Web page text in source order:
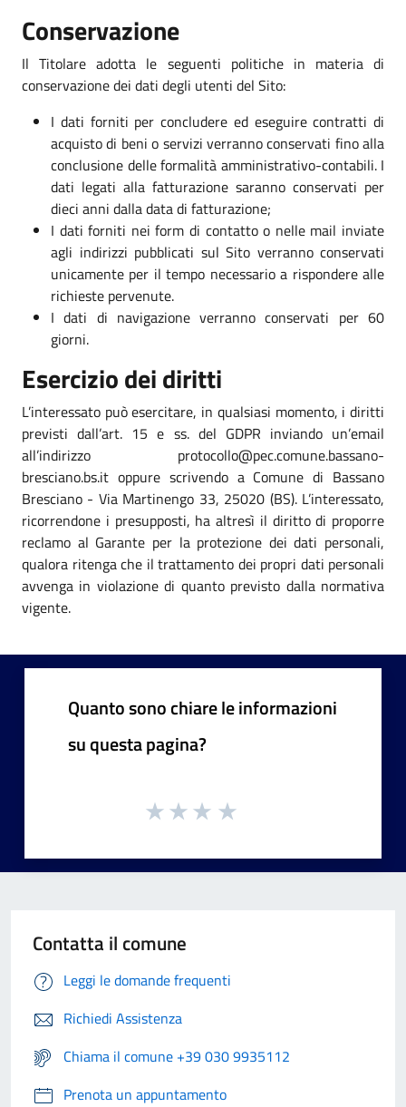
Conservazione
Il Titolare adotta le seguenti politiche in materia di
conservazione dei dati degli utenti del Sito:
I dati forniti per concludere ed eseguire contratti di
acquisto di beni o servizi verranno conservati fino alla
conclusione delle formalità amministrativo-contabili. I
dati legati alla fatturazione saranno conservati per
dieci anni dalla data di fatturazione;
I dati forniti nei form di contatto o nelle mail inviate
agli indirizzi pubblicati sul Sito verranno conservati
unicamente per il tempo necessario a rispondere alle
richieste pervenute.
I dati di navigazione verranno conservati per 60
giorni.
Esercizio dei diritti
L’interessato può esercitare, in qualsiasi momento, i diritti
previsti dall’art. 15 e ss. del GDPR inviando un’email
all’indirizzo protocollo@pec.comune.bassano-
bresciano.bs.it oppure scrivendo a Comune di Bassano
Bresciano - Via Martinengo 33, 25020 (BS). L’interessato,
ricorrendone i presupposti, ha altresì il diritto di proporre
reclamo al Garante per la protezione dei dati personali,
qualora ritenga che il trattamento dei propri dati personali
avvenga in violazione di quanto previsto dalla normativa
vigente.
Quanto sono chiare le informazioni
su questa pagina?
Contatta il comune
Leggi le domande frequenti
Richiedi Assistenza
Chiama il comune +39 030 9935112
Prenota un appuntamento